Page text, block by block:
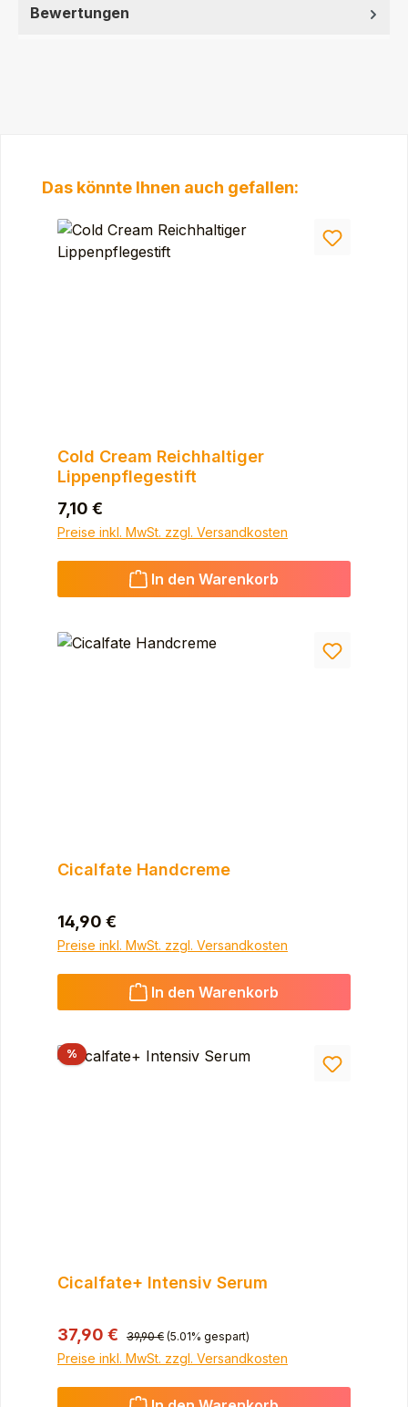
Bewertungen
Produktgalerie überspringen
Das könnte Ihnen auch gefallen:
Cold Cream Reichhaltiger
Lippenpflegestift
Regulärer Preis:
7,10 €
Preise inkl. MwSt. zzgl. Versandkosten
In den Warenkorb
Cicalfate Handcreme
Regulärer Preis:
14,90 €
Preise inkl. MwSt. zzgl. Versandkosten
In den Warenkorb
% Rabatt
Cicalfate+ Intensiv Serum
Verkaufspreis:
37,90 € Regulärer Preis:
39,90 € (5.01% gespart)
Preise inkl. MwSt. zzgl. Versandkosten